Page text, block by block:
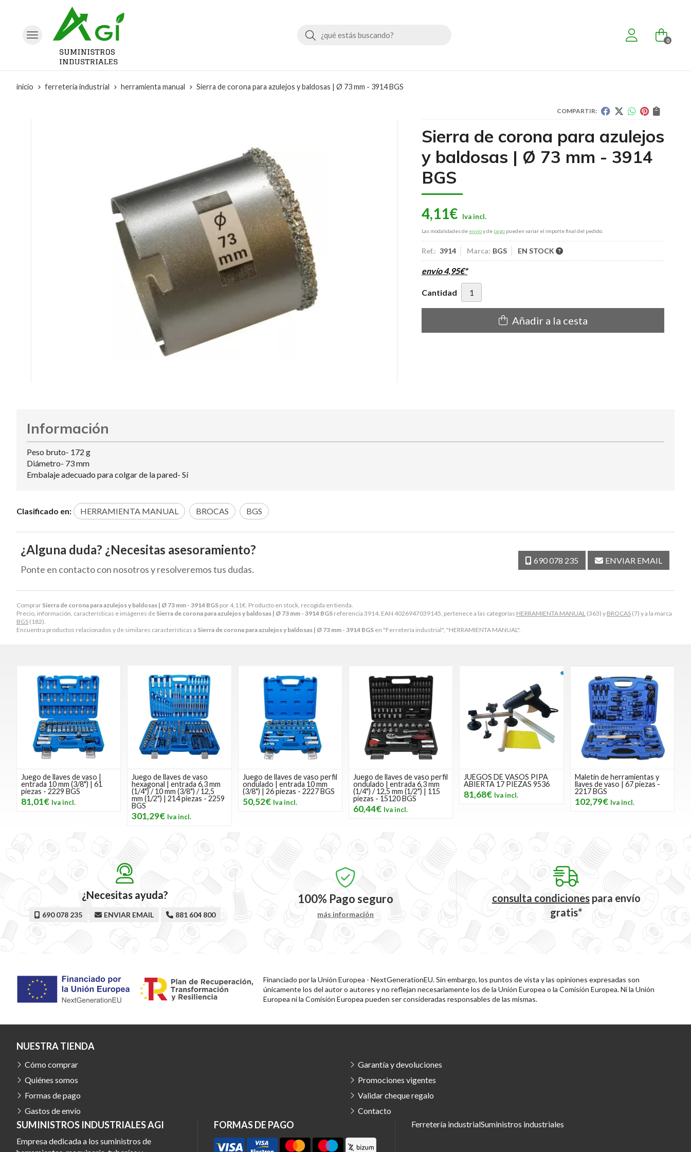
Buscar 0
inicio ferretería industrial herramienta manual Sierra de corona para azulejos y baldosas | Ø 73 mm - 3914 BGS
COMPARTIR:
Sierra de corona para azulejos
y baldosas | Ø 73 mm - 3914
BGS
4,11€
Las modalidades de envíoy de pago pueden variar el importe final del pedido.
Ref.: 3914 Marca: BGS EN STOCK
envío4,95€*
Cantidad
Añadir a la cesta
Comprar Sierra de corona para azulejos y baldosas | Ø 73 mm - 3914 BGS por4,11€ . Producto en stock, recogida en tienda.
Precio, información, características e imágenes de Sierra de corona para azulejos y baldosas | Ø 73 mm - 3914 BGS referencia 3914, EAN 4026947039145, pertenece a las categorías HERRAMIENTA MANUAL (363) y BROCAS (7) y a la marca
BGS (182).
Encuentra productos relacionados y de similares características a Sierra de corona para azulejos y baldosas | Ø 73 mm - 3914 BGS en "Ferretería industrial", "HERRAMIENTA MANUAL".
Información
Peso bruto- 172 g
Diámetro- 73 mm
Embalaje adecuado para colgar de la pared- Sí
Clasificado en: HERRAMIENTA MANUAL BROCAS BGS
¿Alguna duda? ¿Necesitas asesoramiento?
Ponte en contacto con nosotros y resolveremos tus dudas.
690 078 235 ENVIAR EMAIL
Juego de llaves de vaso |
entrada 10 mm (3/8") | 61
piezas - 2229 BGS
81,01€
Juego de llaves de vaso
hexagonal | entrada 6,3 mm
(1/4") / 10 mm (3/8") / 12,5
mm (1/2") | 214 piezas - 2259
BGS
301,29€
Juego de llaves de vaso perfil
ondulado | entrada 10 mm
(3/8") | 26 piezas - 2227 BGS
50,52€
Juego de llaves de vaso perfil
ondulado | entrada 6,3 mm
(1/4") / 12,5 mm (1/2") | 115
piezas - 15120 BGS
60,44€
JUEGOS DE VASOS PIPA
ABIERTA 17 PIEZAS 9536
81,68€
Maletín de herramientas y
llaves de vaso | 67 piezas -
2217 BGS
102,79€
¿Necesitas ayuda?
690 078 235 ENVIAR EMAIL 881 604 800
100% Pago seguro
más información
consulta condicionespara envío
gratis*
Financiado por la Unión Europea - NextGenerationEU. Sin embargo, los puntos de vista y las opiniones expresadas son
únicamente los del autor o autores y no reflejan necesariamente los de la Unión Europea o la Comisión Europea. Ni la Unión
Europea ni la Comisión Europea pueden ser consideradas responsables de las mismas.
SUMINISTROS INDUSTRIALES AGI
Empresa dedicada a los suministros de
FORMAS DE PAGO
NUESTRA TIENDA
Cómo comprar
Quiénes somos
Formas de pago
Gastos de envío
Garantía y devoluciones
Promociones vigentes
Validar cheque regalo
Contacto
Ferretería industrialSuministros industriales